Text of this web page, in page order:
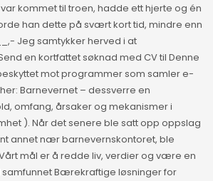
kommet til troen, hadde ett hjerte og én
han dette på svært kort tid, mindre enn
Jeg samtykker herved i at
en kortfattet søknad med CV til Denne
mot programmer som samler e-
Barnevernet – dessverre en
omfang, årsaker og mekanismer i
). Når det senere ble satt opp oppslag
annet nær barnevernskontoret, ble
mål er å redde liv, verdier og være en
Bærekraftige løsninger for